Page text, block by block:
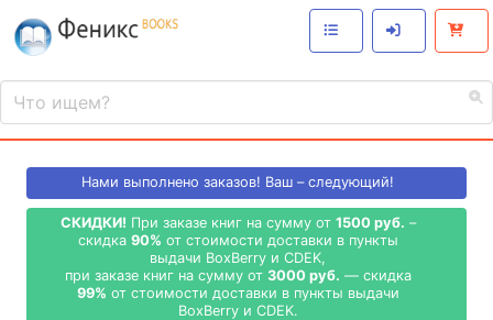
Нами выполнено заказов! Ваш – следующий!
СКИДКИ! При заказе книг на сумму от 1500 руб. –
скидка 90% от стоимости доставки в пункты
выдачи BoxBerry и CDEK,
при заказе книг на сумму от 3000 руб. — скидка
99% от стоимости доставки в пункты выдачи
BoxBerry и CDEK.